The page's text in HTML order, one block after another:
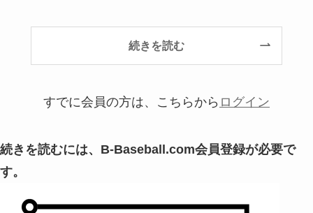
続きを読む
すでに会員の方は、こちらから ログイン
続きを読むには、B-Baseball.com会員登録が必要で
す。